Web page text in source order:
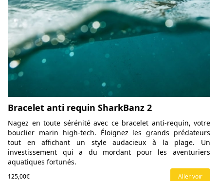
Bracelet anti requin SharkBanz 2
Nagez en toute sérénité avec ce bracelet anti-requin, votre
bouclier marin high-tech. Éloignez les grands prédateurs
tout en affichant un style audacieux à la plage. Un
investissement qui a du mordant pour les aventuriers
aquatiques fortunés.
125,00€ Aller voir